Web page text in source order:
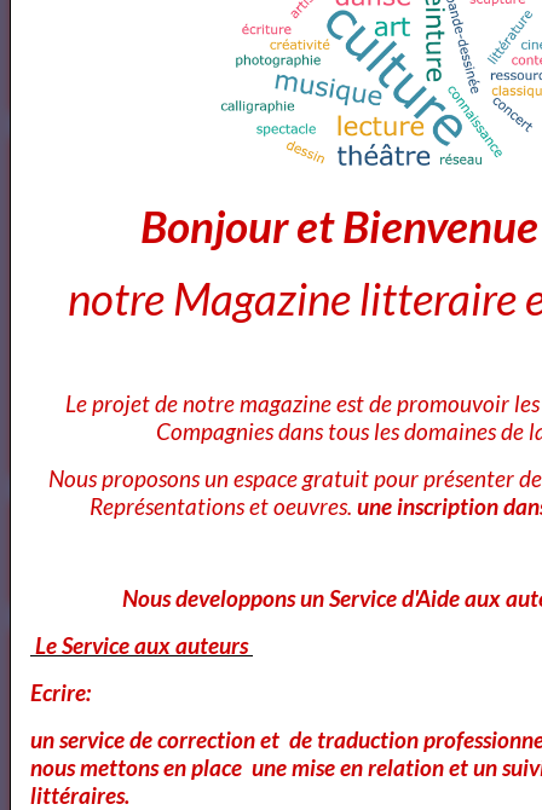
src="https://artquid-
static.imgix.net/img/logo/150/artquid_logo_150.png"
alt="ArtQuid" /></a>
Goodreads
Annuaires des Cours et ateliers d'ecriture Paris
Annuaire des cours d'ecriture Paris
Bonjour et
notre Magazine litteraire
Le projet de notre magazine est de promouvoir
Compagnies dans tous les domaines de
Nous proposons un espace gratuit pour présenter
Représentations et oeuvres. une inscription
Nous developpons un Service d'Aide aux
Le Service aux auteurs
Ecrire:
un service de correction et de traduction
nous mettons en place une mise en relation et un
littéraires.